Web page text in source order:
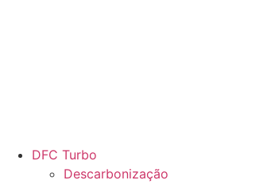
DFC Turbo
Descarbonização